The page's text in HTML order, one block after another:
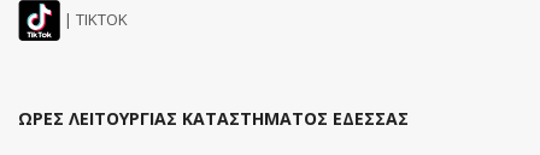
| TIKTOK
ΩΡΕΣ ΛΕΙΤΟΥΡΓΙΑΣ ΚΑΤΑΣΤΗΜΑΤΟΣ ΕΔΕΣΣΑΣ